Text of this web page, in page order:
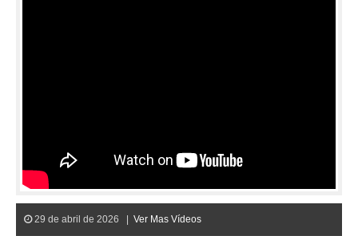
29 de abril de 2026 | Ver Mas Vídeos